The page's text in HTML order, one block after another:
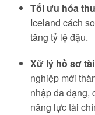
Tối ưu hóa
Iceland cách
tăng tỷ lệ đậu.
Xử lý hồ sơ
nghiệp mới
nhập đa dạng,
năng lực tài